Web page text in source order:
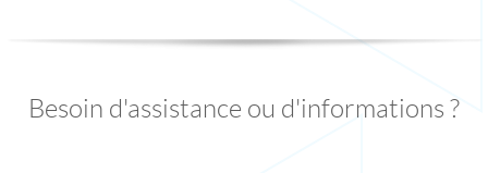
Besoin d'assistance ou d'informations ?